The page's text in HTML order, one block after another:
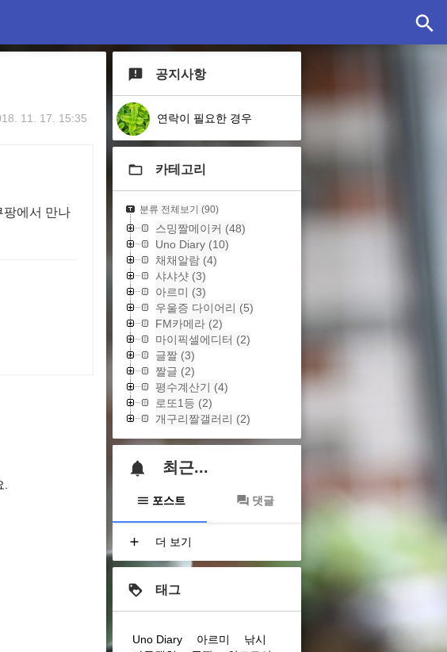
11. 17. 15:35
팡에서 만나
공지사항
연락이 필요한 경우
카테고리
분류 전체보기 (90)
스밍짤메이커 (48)
Uno Diary (10)
채채알람 (4)
샤샤샷 (3)
아르미 (3)
우울증 다이어리 (5)
FM카메라 (2)
마이픽셀에디터 (2)
글짤 (3)
짤글 (2)
평수계산기 (4)
로또1등 (2)
개구리짤갤러리 (2)
최근...
포스트 댓글
더 보기
태그
Uno Diary 아르미
낚시